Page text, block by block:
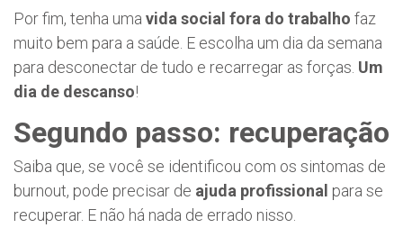
Por fim, tenha uma vida social fora do trabalho faz
muito bem para a saúde. E escolha um dia da semana
para desconectar de tudo e recarregar as forças. Um
dia de descanso!
Segundo passo: recuperação
Saiba que, se você se identificou com os sintomas de
burnout, pode precisar de ajuda profissional para se
recuperar. E não há nada de errado nisso.